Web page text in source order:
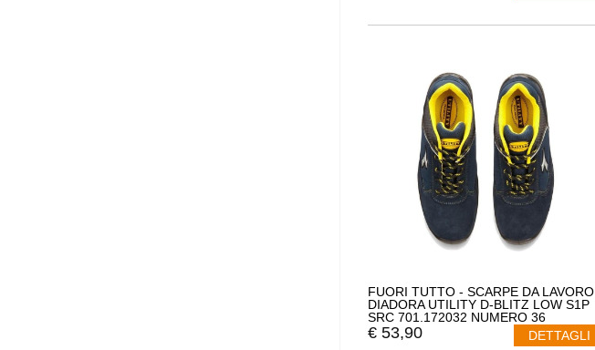
FUORI TUTTO - SCARPE DA LAVORO
DIADORA UTILITY D-BLITZ LOW S1P
SRC 701.172032 NUMERO 36
€ 53,90 DETTAGLI